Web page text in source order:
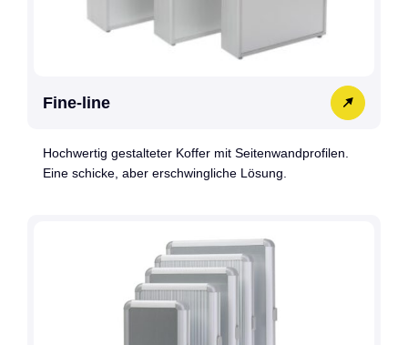
Fine-line
Hochwertig gestalteter Koffer mit Seitenwandprofilen.
Eine schicke, aber erschwingliche Lösung.